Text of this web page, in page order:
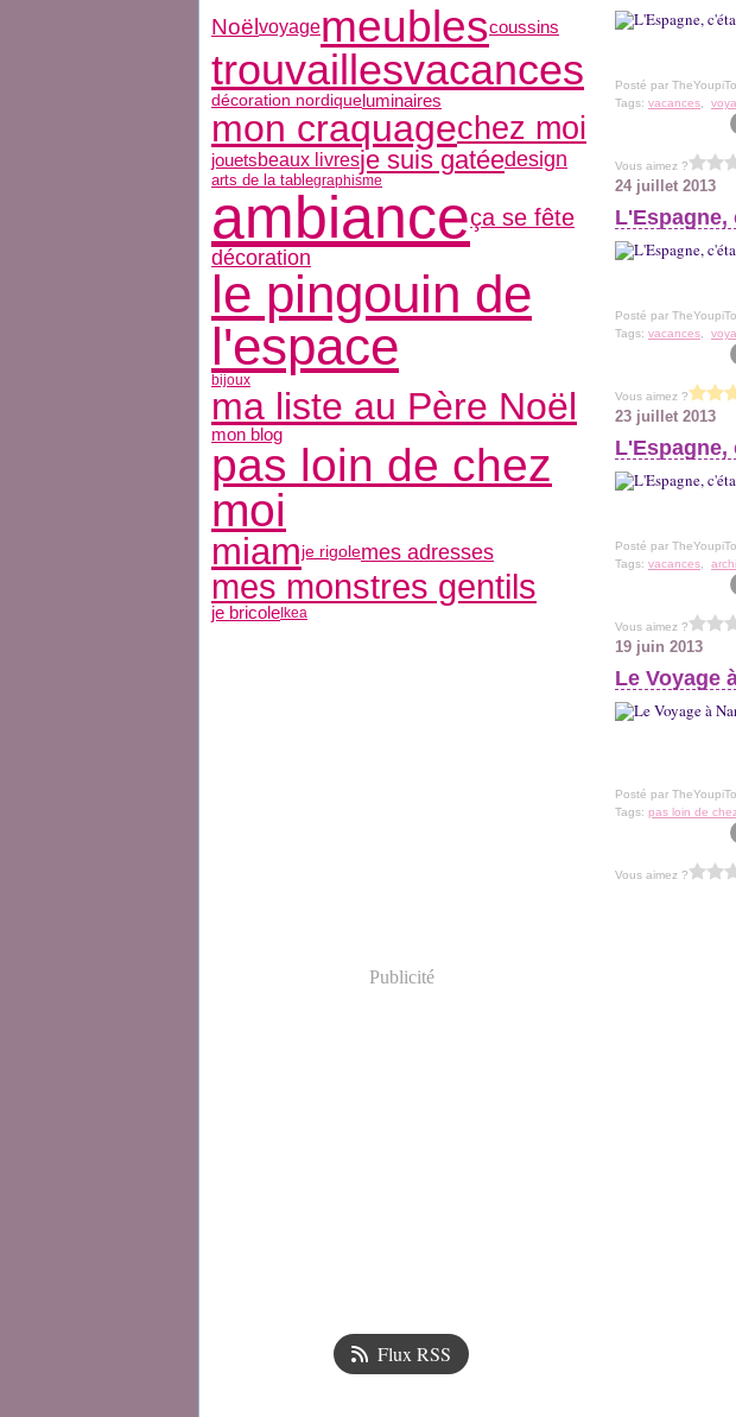
Noël voyagemeublescoussins
trouvaillesvacances
décoration nordiqueluminaires
mon craquagechez moi
jouetsbeaux livresje suis gatéedesign
arts de la tablegraphisme
ambianceça se fête
décoration
le pingouin de
l'espace
bijoux
ma liste au Père Noël
mon blog
pas loin de chez
moi
miamje rigolemes adresses
mes monstres gentils
je bricole Ikea
Publicité
Flux RSS
Posté par
Tags: vacances
Vous aimez ?
24 juillet 2013
L'Espagne,
Posté par
Tags: vacances
Vous aimez ?
23 juillet 2013
L'Espagne,
Posté par
Tags: vacances
Vous aimez ?
19 juin 2013
Le Voyage
Posté par
Tags: pas loin de
Vous aimez ?